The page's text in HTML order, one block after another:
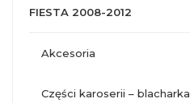
FIESTA 2008-2012
akcesoria
części karoserii – blacharka